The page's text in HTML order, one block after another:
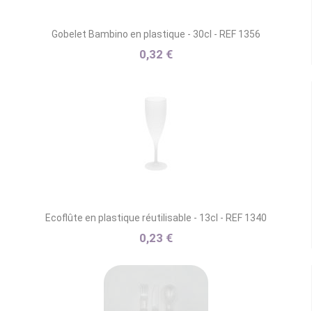
Gobelet Bambino en plastique - 30cl - REF 1356
0,32 €
Ecoflûte en plastique réutilisable - 13cl - REF 1340
0,23 €